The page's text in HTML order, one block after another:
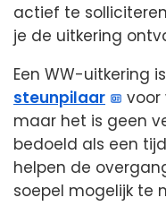
actief te
je de uitkering
Een WW-uitkering
steunpilaar
voor
maar het is geen
bedoeld als een
helpen de
soepel mogelijk te